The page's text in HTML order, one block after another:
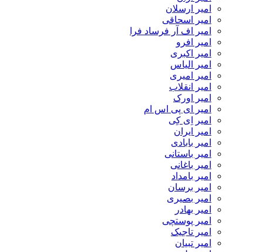
امیر ارسلان
امیر اسحاقی
امیر اف آر فرساد فرا
امیر افرو
امیر اکبری
امیر الیاس
امیر امیری
امیر انقلاب
امیر اورک
امیر ای پی اس ام
امیر اِی کِی
امیر ایران
امیر بابادی
امیر باستانی
امیر باغانی
امیر بامداد
امیر برسان
امیر بصیری
امیر بهادر
امیر پوستچی
امیر تاجیک
امیر تبیان